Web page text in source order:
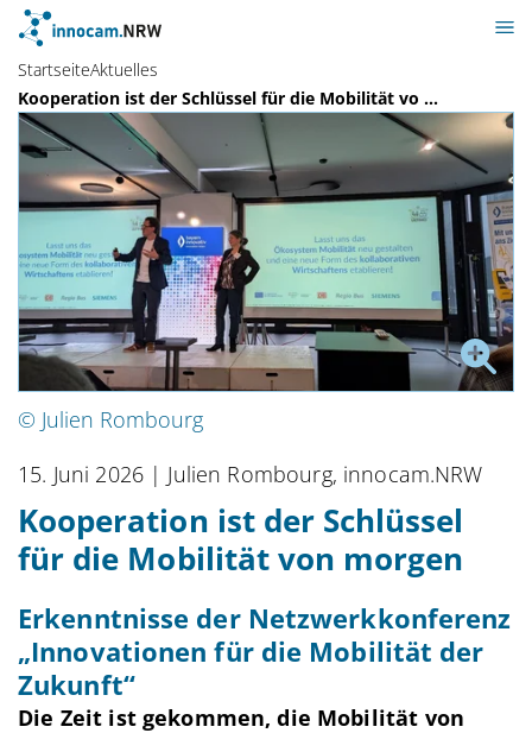
StartseiteAktuelles
Kooperation ist der Schlüssel für die Mobilität vo ...
© Julien Rombourg
Kooperation ist der Schlüssel
für die Mobilität von morgen
15. Juni 2026 | Julien Rombourg, innocam.NRW
Erkenntnisse der Netzwerkkonferenz
„Innovationen für die Mobilität der
Zukunft“
Die Zeit ist gekommen, die Mobilität von